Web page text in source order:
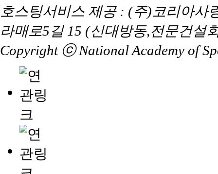
호스팅서비스 제공 : (주)코리아
라매로5길 15 (신대방동,전문건설
Copyright ⓒ National Academy of